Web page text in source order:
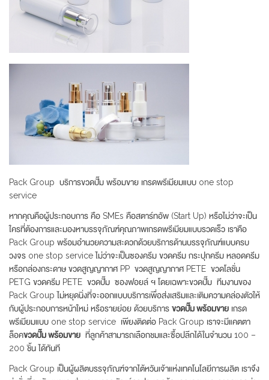
Pack Group บริการขวดปั๊ม พร้อมขาย เกรดพรีเมียมแบบ one stop
service
หากคุณคือผู้ประกอบการ คือ SMEs คือสตาร์ทอัพ (Start Up) หรือไม่ว่าจะเป็น
ใครที่ต้องการและมองหาบรรจุภัณฑ์คุณภาพเกรดพรีเมียมแบบรวดเร็ว เราคือ
Pack Group พร้อมอำนวยความสะดวกด้วยบริการด้านบรรจุภัณฑ์แบบครบ
วงจร one stop service ไม่ว่าจะเป็นซองครีม ขวดครีม กระปุกครีม หลอดครีม
หรือกล่องกระดาษ ขวดสูญญากาศ PP ขวดสูญญากาศ PETE ขวดโลชั่น
PETG ขวดครีม PETE ขวดปั๊ม ซองฟอยล์ ฯ โดยเฉพาะขวดปั๊ม ทีมงานของ
Pack Group ไม่หยุดนิ่งที่จะออกแบบบริการเพื่อส่งเสริมและเติมความคล่องตัวให้
กับผู้ประกอบการหน้าใหม่ หรือรายย่อย ด้วยบริการ ขวดปั๊ม พร้อมขาย เกรด
พรีเมียมแบบ one stop service เพียงติดต่อ Pack Group เราจะมีแคตตา
ล็อคขวดปั๊ม พร้อมขาย ที่ลูกค้าสามารถเลือกชมและซื้อปลีกได้ในจำนวน 100 –
200 ชิ้น ได้ทันที
Pack Group เป็นผู้ผลิตบรรจุภัณฑ์จากไต้หวันเจ้าแห่งเทคโนโลยีการผลิต เราจึง